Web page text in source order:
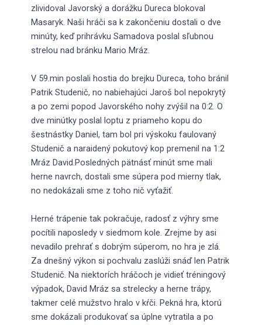
zlividoval Javorský a dorážku Dureca blokoval
Masaryk. Naši hráči sa k zakončeniu dostali o dve
minúty, keď prihrávku Samadova poslal sľubnou
strelou nad bránku Mario Mráz.
V 59.min poslali hostia do brejku Dureca, toho bránil
Patrik Studenič, no nabiehajúci Jaroš bol nepokrytý
a po zemi popod Javorského nohy zvýšil na 0:2. O
dve minútky poslal loptu z priameho kopu do
šestnástky Daniel, tam bol pri výskoku faulovaný
Studenič a naraidený pokutový kop premenil na 1:2
Mráz David.Posledných pätnásť minút sme mali
herne navrch, dostali sme súpera pod mierny tlak,
no nedokázali sme z toho nič vyťažiť.
Herné trápenie tak pokračuje, radosť z výhry sme
pocítili naposledy v siedmom kole. Zrejme by asi
nevadilo prehrať s dobrým súperom, no hra je zlá.
Za dnešný výkon si pochvalu zaslúži snáď len Patrik
Studenič. Na niektorích hráčoch je vidieť tréningový
výpadok, David Mráz sa strelecky a herne trápy,
takmer celé mužstvo hralo v kŕči. Pekná hra, ktorú
sme dokázali produkovať sa úplne vytratila a po